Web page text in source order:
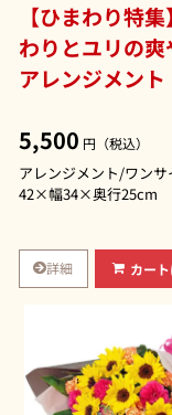
【ひまわり特
わりとユリの爽
アレンジメント
5,500 円（税込）
アレンジメント/ワンサ
42×幅34×奥行25cm
詳細 カー